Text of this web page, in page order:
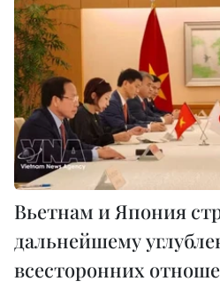
Вьетнам и Япония
дальнейшему
всесторонних